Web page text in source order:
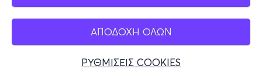
ΑΠΟΔΟΧΗ ΟΛΩΝ
ΡΥΘΜΙΣΕΙΣ COOKIES